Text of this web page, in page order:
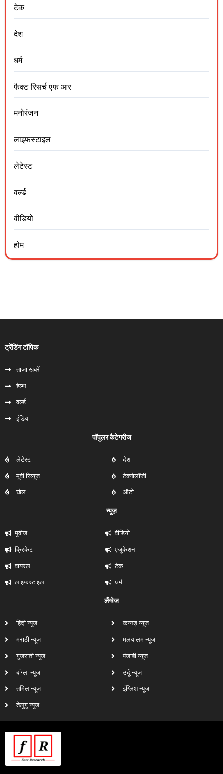
टेक
देश
धर्म
फैक्ट रिसर्च एफ आर
मनोरंजन
लाइफस्टाइल
लेटेस्ट
वर्ल्ड
वीडियो
होम
ट्रेंडिंग टॉपिक
ताजा खबरें
हेल्‍थ
वर्ल्ड
इंडिया
पॉपुलर कैटेगरीज
लेटेस्ट
मूवी रिव्यूज
खेल
देश
टेक्नोलॉजी
ऑटो
न्यूज़
मूवीज
क्रिकेट
वायरल
लाइफस्टाइल
वीडियो
एजुकेशन
टेक
धर्म
लैंग्वेज
हिंदी न्यूज
मराठी न्यूज
गुजराती न्यूज
बांग्ला न्यूज
तमिल न्यूज
तेलुगु न्यूज
कन्नड़ न्यूज
मलयालम न्यूज
पंजाबी न्यूज
उर्दू न्यूज
इंग्लिश न्यूज